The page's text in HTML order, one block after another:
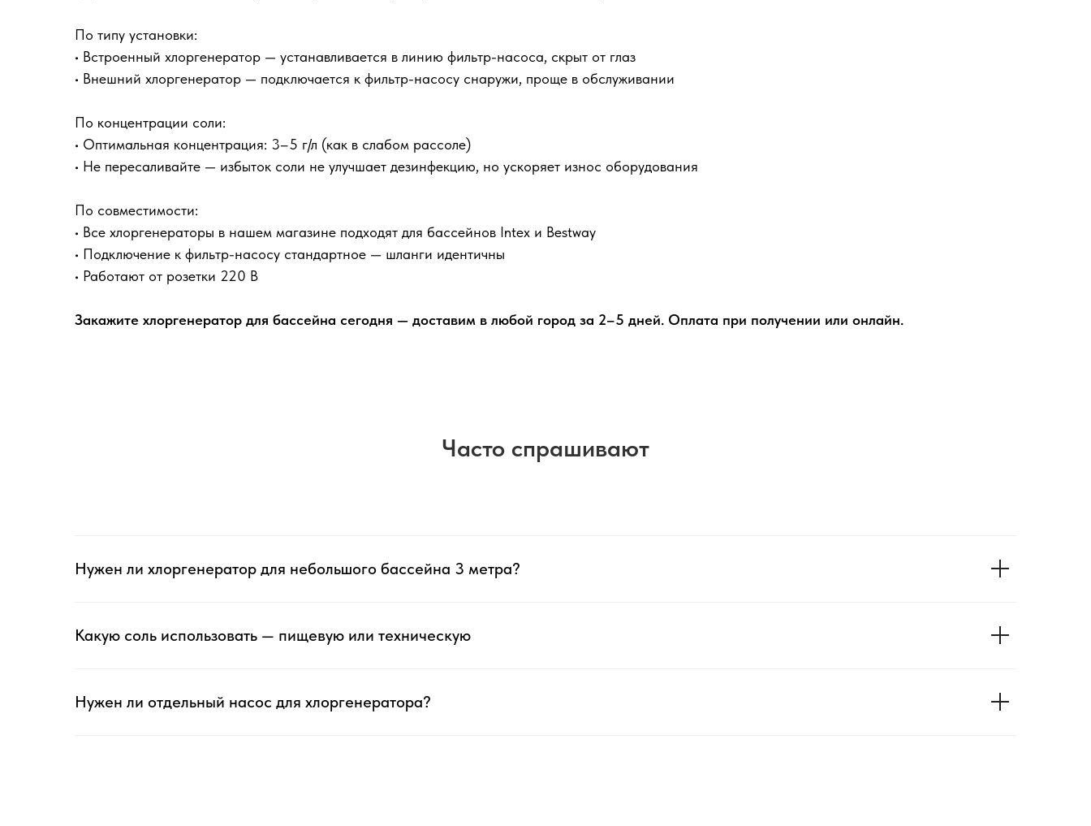
По типу установки:
• Встроенный хлоргенератор — устанавливается в линию фильтр-насоса, скрыт от глаз
• Внешний хлоргенератор — подключается к фильтр-насосу снаружи, проще в обслуживании
По концентрации соли:
• Оптимальная концентрация: 3–5 г/л (как в слабом рассоле)
• Не пересаливайте — избыток соли не улучшает дезинфекцию, но ускоряет износ оборудования
По совместимости:
• Все хлоргенераторы в нашем магазине подходят для бассейнов Intex и Bestway
• Подключение к фильтр-насосу стандартное — шланги идентичны
• Работают от розетки 220 В
Закажите хлоргенератор для бассейна сегодня — доставим в любой город за 2–5 дней. Оплата при получении или онлайн.
Часто спрашивают
Нужен ли хлоргенератор для небольшого бассейна 3 метра?
Какую соль использовать — пищевую или техническую
Нужен ли отдельный насос для хлоргенератора?